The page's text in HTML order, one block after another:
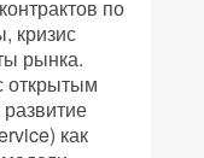
по
кризис
рынка.
открытым
как